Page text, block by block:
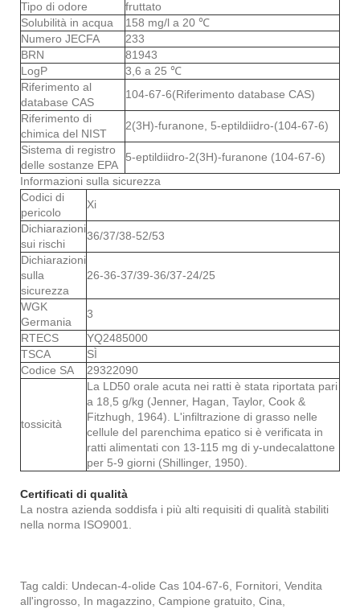
Tipo di odore
fruttato
Solubilità in acqua
158 mg/l a 20 ℃
Numero JECFA
233
BRN
81943
LogP
3,6 a 25 ℃
Riferimento al
database CAS
104-67-6(Riferimento database CAS)
Riferimento di
chimica del NIST
2(3H)-furanone, 5-eptildiidro-(104-67-6)
Sistema di registro
delle sostanze EPA
5-eptildiidro-2(3H)-furanone (104-67-6)
Informazioni sulla sicurezza
Codici di
pericolo
Xi
Dichiarazioni
sui rischi
36/37/38-52/53
Dichiarazioni
sulla
sicurezza
26-36-37/39-36/37-24/25
WGK
Germania
3
RTECS
YQ2485000
TSCA
SÌ
Codice SA
29322090
tossicità
La LD50 orale acuta nei ratti è stata riportata pari
a 18,5 g/kg (Jenner, Hagan, Taylor, Cook &
Fitzhugh, 1964). L'infiltrazione di grasso nelle
cellule del parenchima epatico si è verificata in
ratti alimentati con 13-115 mg di y-undecalattone
per 5-9 giorni (Shillinger, 1950).
Certificati di qualità
La nostra azienda soddisfa i più alti requisiti di qualità stabiliti
nella norma ISO9001.
Tag caldi: Undecan-4-olide Cas 104-67-6, Fornitori, Vendita
all'ingrosso, In magazzino, Campione gratuito, Cina,